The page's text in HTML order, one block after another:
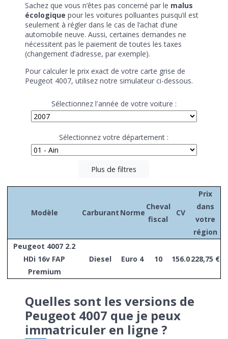
Sachez que vous n’êtes pas concerné par le malus
écologique pour les voitures polluantes puisqu’il est
seulement à régler dans le cas de l’achat d’une
automobile neuve. Aussi, certaines demandes ne
nécessitent pas le paiement de toutes les taxes
(changement d’adresse, par exemple).
Pour calculer le prix exact de votre carte grise de
Peugeot 4007, utilisez notre simulateur ci-dessous.
Sélectionnez l'année de votre voiture :
Sélectionnez votre département :
Plus de filtres
Modèle Carburant Norme
Cheval
fiscal
CV
Prix
dans
votre
région
Peugeot 4007 2.2
HDi 16v FAP
Premium
Diesel Euro 4 10 156.0228,75 €
Quelles sont les versions de
Peugeot 4007 que je peux
immatriculer en ligne ?